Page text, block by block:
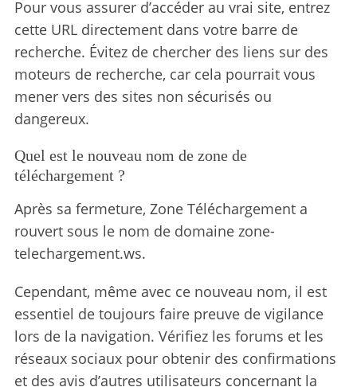
Pour vous assurer d’accéder au vrai site, entrez
cette URL directement dans votre barre de
recherche. Évitez de chercher des liens sur des
moteurs de recherche, car cela pourrait vous
mener vers des sites non sécurisés ou
dangereux.
Quel est le nouveau nom de zone de
téléchargement ?
Après sa fermeture, Zone Téléchargement a
rouvert sous le nom de domaine zone-
telechargement.ws.
Cependant, même avec ce nouveau nom, il est
essentiel de toujours faire preuve de vigilance
lors de la navigation. Vérifiez les forums et les
réseaux sociaux pour obtenir des confirmations
et des avis d’autres utilisateurs concernant la